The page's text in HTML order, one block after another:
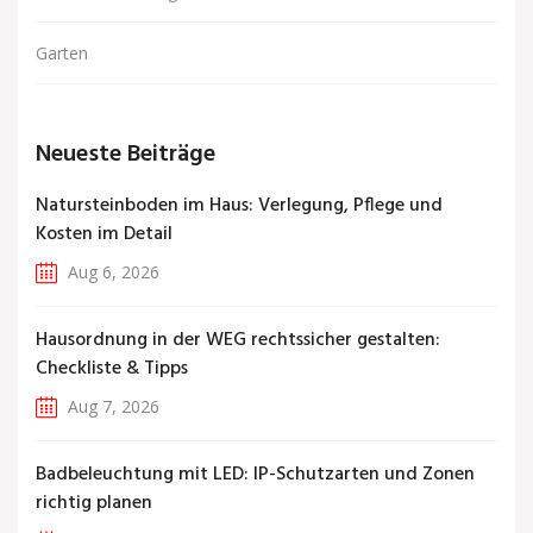
Garten
Neueste Beiträge
Natursteinboden im Haus: Verlegung, Pflege und
Kosten im Detail
Aug 6, 2026
Hausordnung in der WEG rechtssicher gestalten:
Checkliste & Tipps
Aug 7, 2026
Badbeleuchtung mit LED: IP-Schutzarten und Zonen
richtig planen